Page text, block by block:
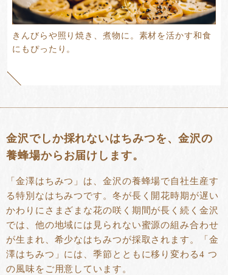
きんびらや照り焼き、煮物に。素材を活かす和食
にもぴったり。
金沢でしか採れないはちみつを、金沢の
養蜂場からお届けします。
「金澤はちみつ」は、金沢の養蜂場で自社生産す
る特別なはちみつです。冬が長く開花時期が遅い
かわりにさまざまな花の咲く期間が長く続く金沢
では、他の地域には見られない蜜源の組み合わせ
が生まれ、希少なはちみつが採取されます。「金
澤はちみつ」には、季節とともに移り変わる4 つ
の風味をご用意しています。